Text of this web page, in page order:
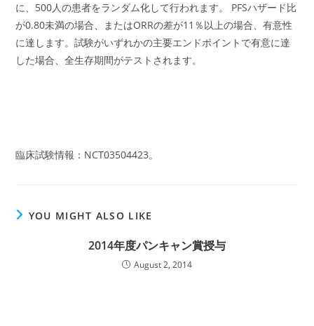
に、500人の患者をランダム化して行われます。 PFSハザード比
が0.80未満の場合、またはORRの差が11％以上の場合、有意性
に達します。試験がいずれかの主要エンドポイントで有意に達
した場合、全生存期間がテストされます。
臨床試験情報：NCT03504423。
YOU MIGHT ALSO LIKE
2014年度パンキャン賞授与
August 2, 2014